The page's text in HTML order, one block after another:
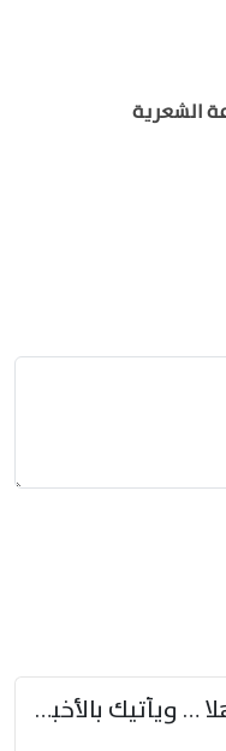
الشعرية
ستبدي لك الأيام ما كنت جاهلا … ويأتيك بالأخبار من لم تزوّد